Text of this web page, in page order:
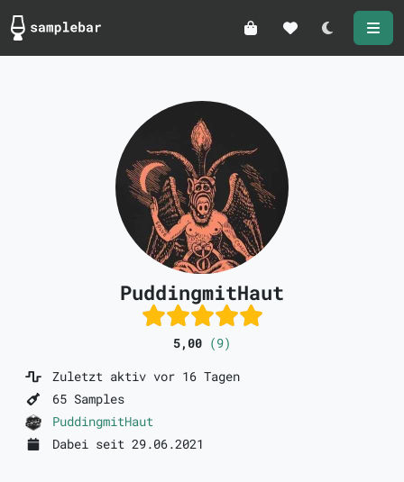
Darkmode
PuddingmitHaut
5,00 (9)
Zuletzt aktiv vor 16 Tagen
65 Samples
PuddingmitHaut
Dabei seit 29.06.2021